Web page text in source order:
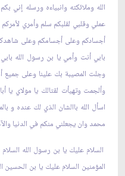
الله وملائكته وانبياءه ورسله إني
عملي وقلبي لقلبكم سلم وأمري
أجسادكم وعلى أجسامكم وعلى
بابي أنت وأمي يا بن رسول الله
وجلت المصيبة بك علينا وعلى جميع
وألجمت وتهيأت لقتالك يا مولاي
اسأل الله باالشان الذي لك عنده و
محمد وان يجعلني منكم في الدنيا
السلام عليك يا بن رسول الله
المؤمنين السلام عليك يا بن الحسين